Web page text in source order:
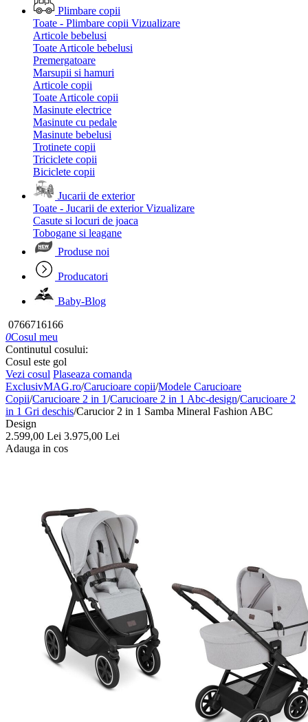
Plimbare copii
Toate - Plimbare copii Vizualizare
Articole bebelusi
Toate Articole bebelusi
Premergatoare
Marsupii si hamuri
Articole copii
Toate Articole copii
Masinute electrice
Masinute cu pedale
Masinute bebelusi
Trotinete copii
Triciclete copii
Biciclete copii
Jucarii de exterior
Toate - Jucarii de exterior Vizualizare
Casute si locuri de joaca
Tobogane si leagane
Produse noi
Producatori
Baby-Blog
0766716166
0Cosul meu
Continutul cosului:
Cosul este gol
Vezi cosul Plaseaza comanda
ExclusivMAG.ro/Carucioare copii/Modele Carucioare
Copii/Carucioare 2 in 1/Carucioare 2 in 1 Abc-design/Carucioare 2
in 1 Gri deschis/Carucior 2 in 1 Samba Mineral Fashion ABC
Design
2.599,00 Lei 3.975,00 Lei
Adauga in cos